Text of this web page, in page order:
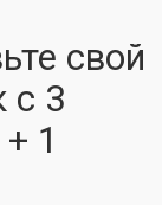
свой
с 3
1